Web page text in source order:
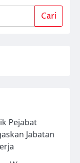
Cari
Pejabat
Jabatan